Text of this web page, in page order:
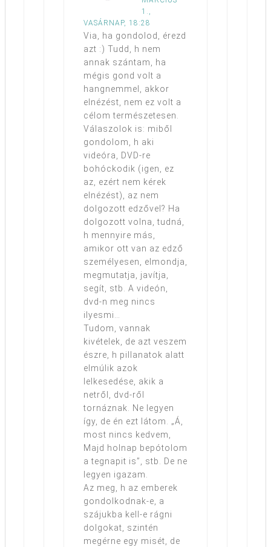
1.,
VASÁRNAP, 18:28
Via, ha gondolod, érezd
azt :) Tudd, h nem
annak szántam, ha
mégis gond volt a
hangnemmel, akkor
elnézést, nem ez volt a
célom természetesen.
Válaszolok is: miből
gondolom, h aki
videóra, DVD-re
bohóckodik (igen, ez
az, ezért nem kérek
elnézést), az nem
dolgozott edzővel? Ha
dolgozott volna, tudná,
h mennyire más,
amikor ott van az edző
személyesen, elmondja,
megmutatja, javítja,
segít, stb. A videón,
dvd-n meg nincs
ilyesmi…
Tudom, vannak
kivételek, de azt veszem
észre, h pillanatok alatt
elmúlik azok
lelkesedése, akik a
netről, dvd-ről
tornáznak. Ne legyen
így, de én ezt látom. „Á,
most nincs kedvem,
Majd holnap bepótolom
a tegnapit is”, stb. De ne
legyen igazam.
Az meg, h az emberek
gondolkodnak-e, a
szájukba kell-e rágni
dolgokat, szintén
megérne egy misét, de